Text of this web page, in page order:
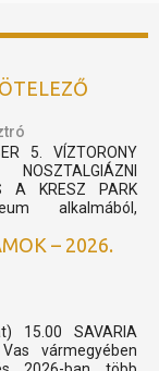
5. VÍZTORONY
A KRESZ PARK
alkalmából,
megidézi a 60
1966-ban nyitotta
ikonikus kedvelt...
– 2026.
15.00 SAVARIA
vármegyében